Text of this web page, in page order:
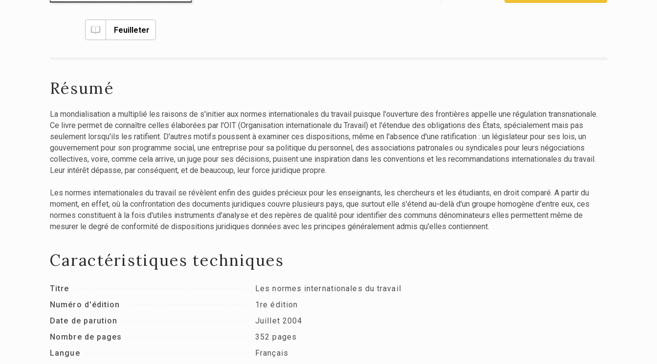
Feuilleter
Résumé
La mondialisation a multiplié les raisons de s'initier aux normes internationales du travail puisque l'ouverture des frontières appelle une régulation transnationale.
Ce livre permet de connaître celles élaborées par l'OIT (Organisation internationale du Travail) et l'étendue des obligations des États, spécialement mais pas
seulement lorsqu'ils les ratifient. D'autres motifs poussent à examiner ces dispositions, même en l'absence d'une ratification : un législateur pour ses lois, un
gouvernement pour son programme social, une entreprise pour sa politique du personnel, des associations patronales ou syndicales pour leurs négociations
collectives, voire, comme cela arrive, un juge pour ses décisions, puisent une inspiration dans les conventions et les recommandations internationales du travail.
Leur intérêt dépasse, par conséquent, et de beaucoup, leur force juridique propre.
Les normes internationales du travail se révèlent enfin des guides précieux pour les enseignants, les chercheurs et les étudiants, en droit comparé. A partir du
moment, en effet, où la confrontation des documents juridiques couvre plusieurs pays, que surtout elle s'étend au-delà d'un groupe homogène d'entre eux, ces
normes constituent à la fois d'utiles instruments d'analyse et des repères de qualité pour identifier des communs dénominateurs elles permettent même de
mesurer le degré de conformité de dispositions juridiques données avec les principes généralement admis qu'elles contiennent.
Caractéristiques techniques
Titre
Les normes internationales du travail
Numéro d'édition
1re édition
Date de parution
Juillet 2004
Nombre de pages
352 pages
Langue
Français